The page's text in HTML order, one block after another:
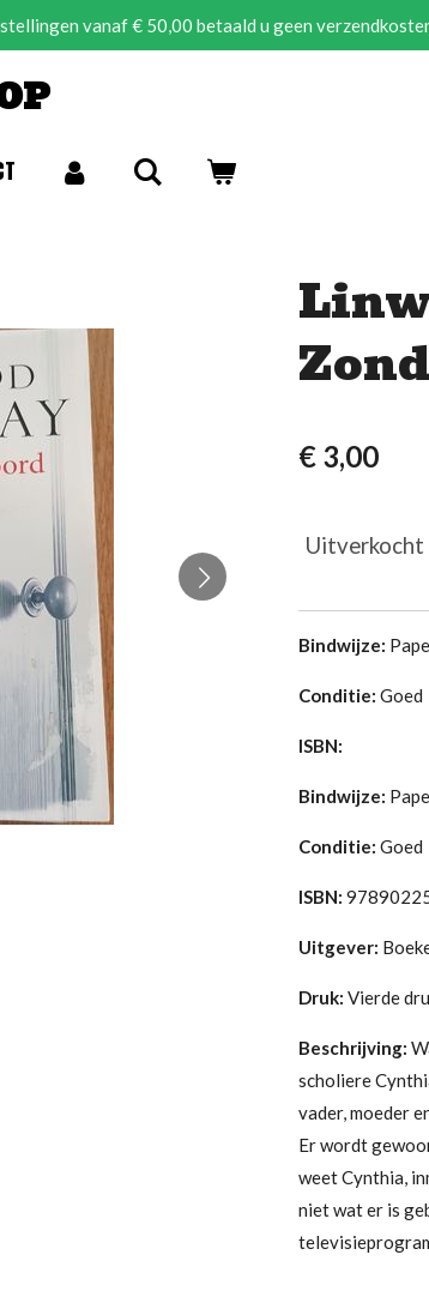
vanaf € 50,00 betaald u geen
€ 3,00
Uitverkocht
Bindwijze:
Conditie: Goed
ISBN:
Bindwijze:
Conditie: Goed
ISBN:
Uitgever:
Druk: Vierde
Beschrijving:
scholiere
vader, moeder
Er wordt
weet Cynthia,
niet wat er is